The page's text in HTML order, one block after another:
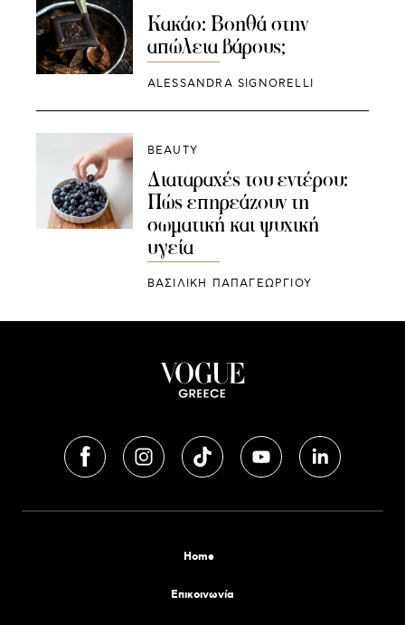
Κακάο: Βοηθά στην
απώλεια βάρους;
ALESSANDRA SIGNORELLI
BEAUTY
Διαταραχές του εντέρου:
Πώς επηρεάζουν τη
σωματική και ψυχική
υγεία
ΒΑΣΙΛΙΚΗ ΠΑΠΑΓΕΩΡΓΙΟΥ
Home
Επικοινωνία